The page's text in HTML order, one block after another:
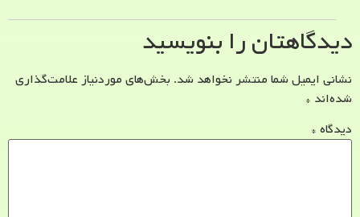
دیدگاهتان را بنویسید
نشانی ایمیل شما منتشر نخواهد شد. بخش‌های موردنیاز علامت‌گذاری
شده‌اند *
دیدگاه *